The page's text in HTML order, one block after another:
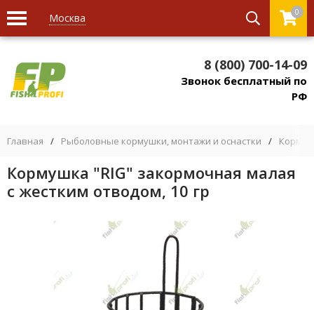
Москва 0
8 (800) 700-14-09
Звонок бесплатный по
РФ
Главная / Рыболовные кормушки, монтажи и оснастки /
Кормушка "RIG" закормочная малая
с жестким отводом, 10 гр